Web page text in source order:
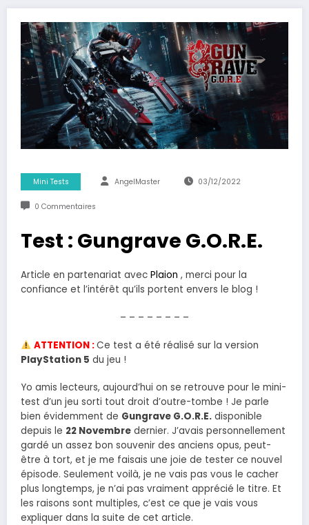
Mini Tests AngelMaster 03/12/2022
0 Commentaires
Test : Gungrave G.O.R.E.
Article en partenariat avec Plaion , merci pour la
confiance et l’intérêt qu’ils portent envers le blog !
– – – – – – – –
ATTENTION :Ce test a été réalisé sur la version
PlayStation 5 du jeu !
Yo amis lecteurs, aujourd’hui on se retrouve pour le mini-
test d’un jeu sorti tout droit d’outre-tombe ! Je parle
bien évidemment de Gungrave G.O.R.E. disponible
depuis le 22 Novembre dernier. J’avais personnellement
gardé un assez bon souvenir des anciens opus, peut-
être à tort, et je me faisais une joie de tester ce nouvel
épisode. Seulement voilà, je ne vais pas vous le cacher
plus longtemps, je n’ai pas vraiment apprécié le titre. Et
les raisons sont multiples, c’est ce que je vais vous
expliquer dans la suite de cet article.